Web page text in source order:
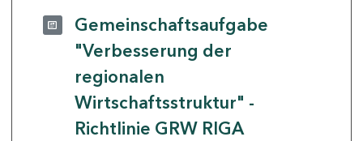
Gemeinschaftsaufgabe
"Verbesserung der
regionalen
Wirtschaftsstruktur" -
Richtlinie GRW RIGA